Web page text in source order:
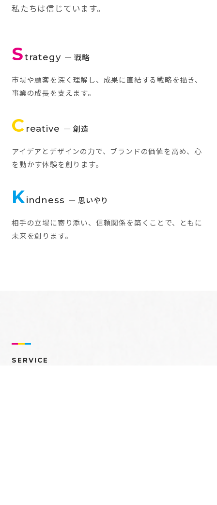
私たちは信じています。
Strategy — 戦略
市場や顧客を深く理解し、成果に直結する戦略を描き、
事業の成長を支えます。
C reative — 創造
アイデアとデザインの力で、ブランドの価値を高め、心
を動かす体験を創ります。
Kindness — 思いやり
相手の立場に寄り添い、信頼関係を築くことで、ともに
未来を創ります。
SERVICE